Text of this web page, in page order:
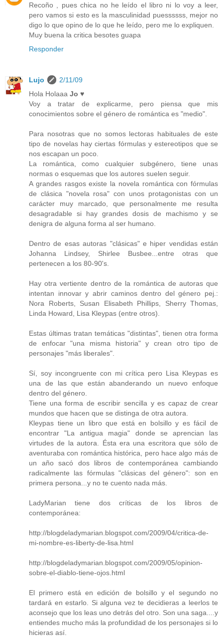
Recoño , pues chica no he leído el libro ni lo voy a leer,
pero vamos si esto es la masculinidad puessssss, mejor no
digo lo que opino de lo que he leído, pero me lo expliquen.
Muy buena la critica besotes guapa
Responder
Lujo
2/11/09
Hola Holaaa Jo ♥
Voy a tratar de explicarme, pero piensa que mis
conocimientos sobre el género de romántica es "medio".
Para nosotras que no somos lectoras habituales de este
tipo de novelas hay ciertas fórmulas y estereotipos que se
nos escapan un poco.
La romántica, como cualquier subgénero, tiene unas
normas o esquemas que los autores suelen seguir.
A grandes rasgos existe la novela romántica con fórmulas
de clásica "novela rosa" con unos protagonistas con un
carácter muy marcado, que personalmente me resulta
desagradable si hay grandes dosis de machismo y se
denigra de alguna forma al ser humano.
Dentro de esas autoras "clásicas" e hiper vendidas están
Johanna Lindsey, Shirlee Busbee...entre otras que
pertenecen a los 80-90's.
Hay otra vertiente dentro de la romántica de autoras que
intentan innovar y abrir caminos dentro del género pej.:
Nora Roberts, Susan Elisabeth Phillips, Sherry Thomas,
Linda Howard, Lisa Kleypas (entre otros).
Estas últimas tratan temáticas "distintas", tienen otra forma
de enfocar "una misma historia" y crean otro tipo de
personajes "más liberales".
Sí, soy incongruente con mi crítica pero Lisa Kleypas es
una de las que están abanderando un nuevo enfoque
dentro del género.
Tiene una forma de escribir sencilla y es capaz de crear
mundos que hacen que se distinga de otra autora.
Kleypas tiene un libro que está en bolsillo y es fácil de
encontrar "La antigua magia" donde se aprencian las
virtudes de la autora. Ésta era una escritora que sólo de
aventuraba con romántica histórica, pero hace algo más de
un año sacó dos libros de contemporánea cambiando
radicalmente las fórmulas "clásicas del género": son en
primera persona...y no te cuento nada más.
LadyMarian tiene dos críticas de los libros de
contemporánea:
http://blogdeladymarian.blogspot.com/2009/04/critica-de-
mi-nombre-es-liberty-de-lisa.html
http://blogdeladymarian.blogspot.com/2009/05/opinion-
sobre-el-diablo-tiene-ojos.html
El primero está en edición de bolsillo y el segundo no
tardará en estarlo. Si alguna vez te decidieras a leerlos te
aconsejo que los leas uno detrás del otro. Son una saga....y
entiendes mucho más la profundidad de los personajes si lo
hicieras así.